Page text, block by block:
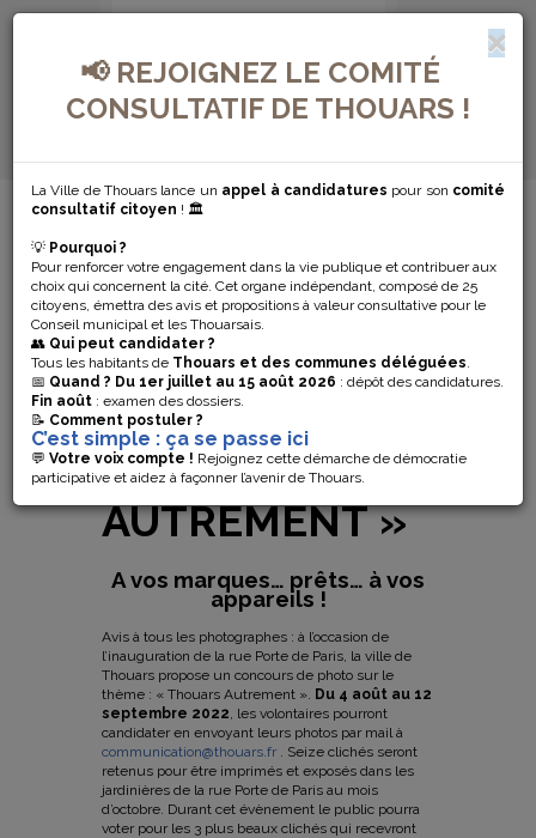
📢 REJOIGNEZ LE COMITÉ
CONSULTATIF DE THOUARS !
La Ville de Thouars lance un appel à candidatures pour son comité
consultatif citoyen ! 🏛️
💡 Pourquoi ?
Pour renforcer votre engagement dans la vie publique et contribuer aux
choix qui concernent la cité. Cet organe indépendant, composé de 25
citoyens, émettra des avis et propositions à valeur consultative pour le
Conseil municipal et les Thouarsais.
👥 Qui peut candidater ?
Tous les habitants de Thouars et des communes déléguées.
📅 Quand ? Du 1er juillet au 15 août 2026 : dépôt des candidatures.
Fin août : examen des dossiers.
📝 Comment postuler ?
C’est simple : ça se passe ici
💬 Votre voix compte ! Rejoignez cette démarche de démocratie
participative et aidez à façonner l’avenir de Thouars.
MENU DE NAVIGATION...
CONCOURS
PHOTO DU 4
AOÛT AU 12
SEPTEMBRE :
« THOUARS
AUTREMENT »
A vos marques… prêts… à vos
appareils !
Avis à tous les photographes : à l’occasion de
l’inauguration de la rue Porte de Paris, la ville de
Thouars propose un concours de photo sur le
thème : « Thouars Autrement ». Du 4 août au 12
septembre 2022, les volontaires pourront
candidater en envoyant leurs photos par mail à
communication@thouars.fr . Seize clichés seront
retenus pour être imprimés et exposés dans les
jardinières de la rue Porte de Paris au mois
d’octobre. Durant cet évènement le public pourra
voter pour les 3 plus beaux clichés qui recevront